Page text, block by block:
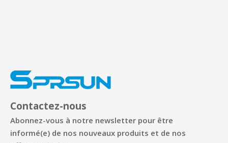
Contactez-nous
Abonnez-vous à notre newsletter pour être
informé(e) de nos nouveaux produits et de nos